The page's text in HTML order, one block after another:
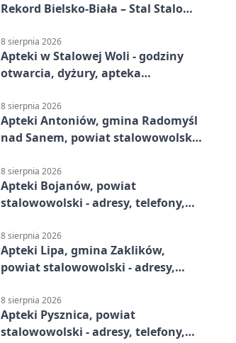
Rekord Bielsko-Biała – Stal Stalowa
8 sierpnia 2026
Apteki w Stalowej Woli - godziny
otwarcia, dyżury, apteka
8 sierpnia 2026
Apteki Antoniów, gmina Radomyśl
nad Sanem, powiat stalowowolski -
8 sierpnia 2026
Apteki Bojanów, powiat
stalowowolski - adresy, telefony,
8 sierpnia 2026
Apteki Lipa, gmina Zaklików,
powiat stalowowolski - adresy,
8 sierpnia 2026
Apteki Pysznica, powiat
stalowowolski - adresy, telefony,